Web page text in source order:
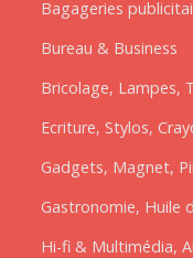
Bagageries
Bureau & Business
Bricolage, Lampes,
Ecriture, Stylos,
Gadgets, Magnet,
Gastronomie, Huile
Hi-fi & Multimédia,